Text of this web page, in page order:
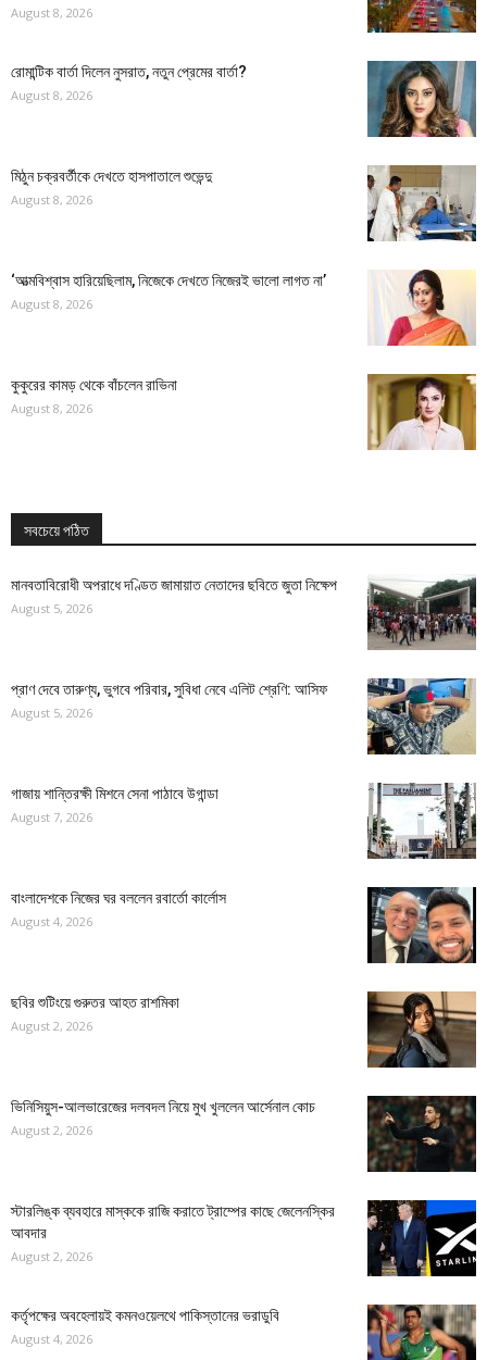
August 8, 2026
রোমান্টিক বার্তা দিলেন নুসরাত, নতুন প্রেমের বার্তা?
August 8, 2026
মিঠুন চক্রবর্তীকে দেখতে হাসপাতালে শুভেন্দু
August 8, 2026
‘আত্মবিশ্বাস হারিয়েছিলাম, নিজেকে দেখতে নিজেরই ভালো লাগত না’
August 8, 2026
কুকুরের কামড় থেকে বাঁচলেন রাভিনা
August 8, 2026
সবচেয়ে পঠিত
মানবতাবিরোধী অপরাধে দণ্ডিত জামায়াত নেতাদের ছবিতে জুতা নিক্ষেপ
August 5, 2026
প্রাণ দেবে তারুণ্য, ভুগবে পরিবার, সুবিধা নেবে এলিট শ্রেণি: আসিফ
August 5, 2026
গাজায় শান্তিরক্ষী মিশনে সেনা পাঠাবে উগান্ডা
August 7, 2026
বাংলাদেশকে নিজের ঘর বললেন রবার্তো কার্লোস
August 4, 2026
ছবির শুটিংয়ে গুরুতর আহত রাশমিকা
August 2, 2026
ভিনিসিয়ুস-আলভারেজের দলবদল নিয়ে মুখ খুললেন আর্সেনাল কোচ
August 2, 2026
স্টারলিঙ্ক ব্যবহারে মাস্ককে রাজি করাতে ট্রাম্পের কাছে জেলেনস্কির
আবদার
August 2, 2026
কর্তৃপক্ষের অবহেলায়ই কমনওয়েলথে পাকিস্তানের ভরাডুবি
August 4, 2026